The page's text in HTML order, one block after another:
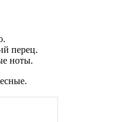
перец.
ноты.